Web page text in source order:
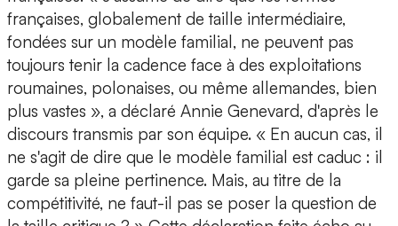
françaises, globalement de taille intermédiaire,
fondées sur un modèle familial, ne peuvent pas
toujours tenir la cadence face à des exploitations
roumaines, polonaises, ou même allemandes, bien
plus vastes », a déclaré Annie Genevard, d'après le
discours transmis par son équipe. « En aucun cas, il
ne s'agit de dire que le modèle familial est caduc : il
garde sa pleine pertinence. Mais, au titre de la
compétitivité, ne faut-il pas se poser la question de